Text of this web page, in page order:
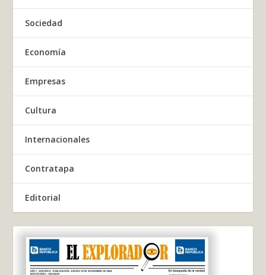
Sociedad
Economía
Empresas
Cultura
Internacionales
Contratapa
Editorial